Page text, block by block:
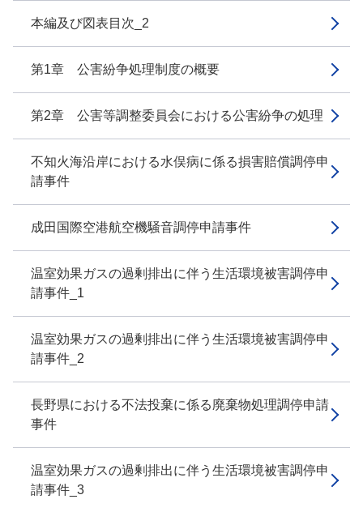
本編及び図表目次_2
第1章 公害紛争処理制度の概要
第2章 公害等調整委員会における公害紛争の処理
不知火海沿岸における水俣病に係る損害賠償調停申
請事件
成田国際空港航空機騒音調停申請事件
温室効果ガスの過剰排出に伴う生活環境被害調停申
請事件_1
温室効果ガスの過剰排出に伴う生活環境被害調停申
請事件_2
長野県における不法投棄に係る廃棄物処理調停申請
事件
温室効果ガスの過剰排出に伴う生活環境被害調停申
請事件_3